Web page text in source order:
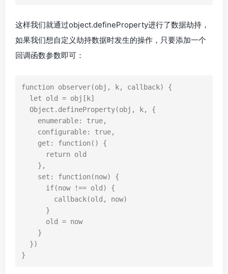
这样我们就通过object.defineProperty进行了数据劫持，
如果我们想自定义劫持数据时发生的操作，只要添加一个
回调函数参数即可：
function observer(obj , k, callback)
{
let
old = obj [ k]
Object . defineProperty(obj , k,
{
enumerable: true,
configurable: true,
get : function()
{
return old
},
set : function(now)
{
if(now !== old )
{
callback(old , now)
}
old
= now
}
})
}